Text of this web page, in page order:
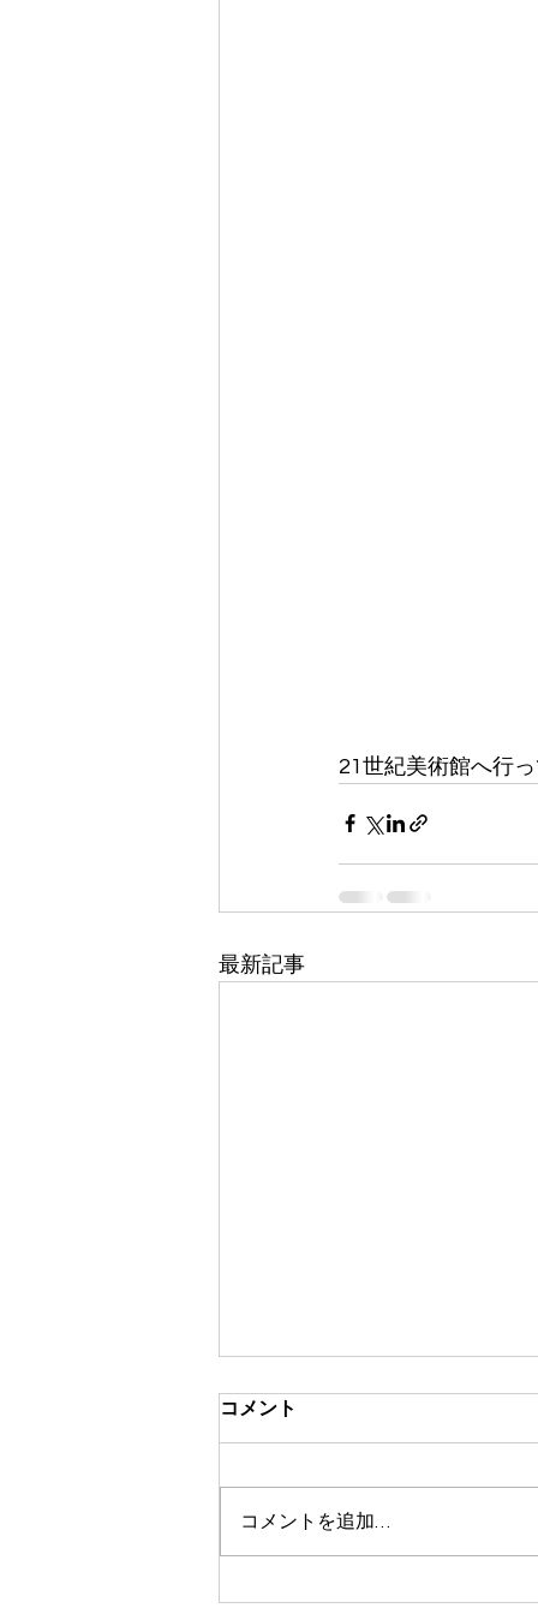
21世紀美術館へ行
最新記事
令和８年８月１日
コメント
コメントを追加…